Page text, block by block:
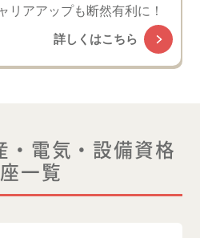
リアアップも断然有利に！
詳しくはこちら
・電気・設備資格
一覧